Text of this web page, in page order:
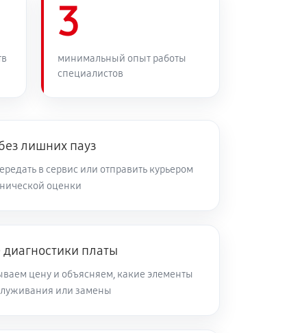
3
минимальный опыт работы
специалистов
лишних пауз
в сервис или отправить курьером
оценки
платы
цену и объясняем, какие элементы
или замены